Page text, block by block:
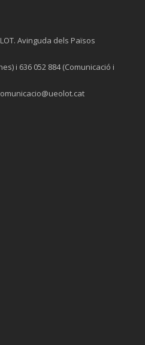
Avinguda dels Països
i 636 052 884 (Comunicació i